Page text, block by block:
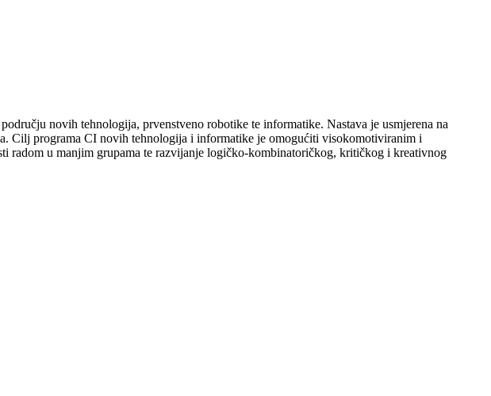
novih tehnologija, prvenstveno robotike te informatike. Nastava je usmjerena na
Cilj programa CI novih tehnologija i informatike je omogućiti visokomotiviranim i
radom u manjim grupama te razvijanje logičko-kombinatoričkog, kritičkog i kreativnog